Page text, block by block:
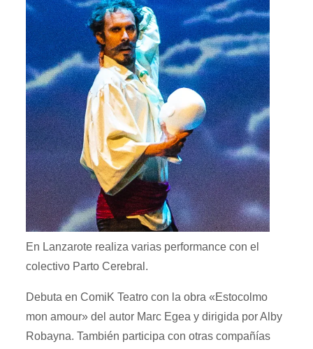
En Lanzarote realiza varias performance con el
colectivo Parto Cerebral.
Debuta en ComiK Teatro con la obra «Estocolmo
mon amour» del autor Marc Egea y dirigida por Alby
Robayna. También participa con otras compañías